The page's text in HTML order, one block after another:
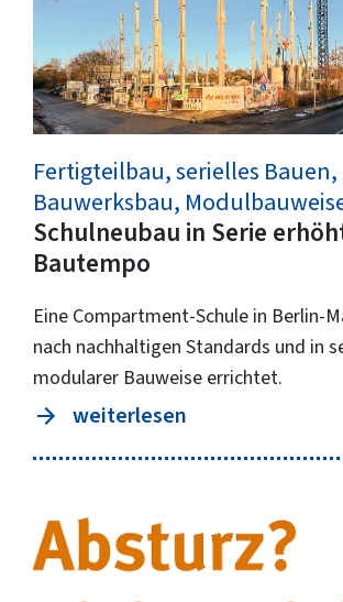
Fertigteilbau, serielles Bauen,
Bauwerksbau,
Schulneubau in Serie
Bautempo
Eine Compartment-Schule in Berlin-
nach nachhaltigen Standards und in
modularer Bauweise errichtet.
weiterlesen